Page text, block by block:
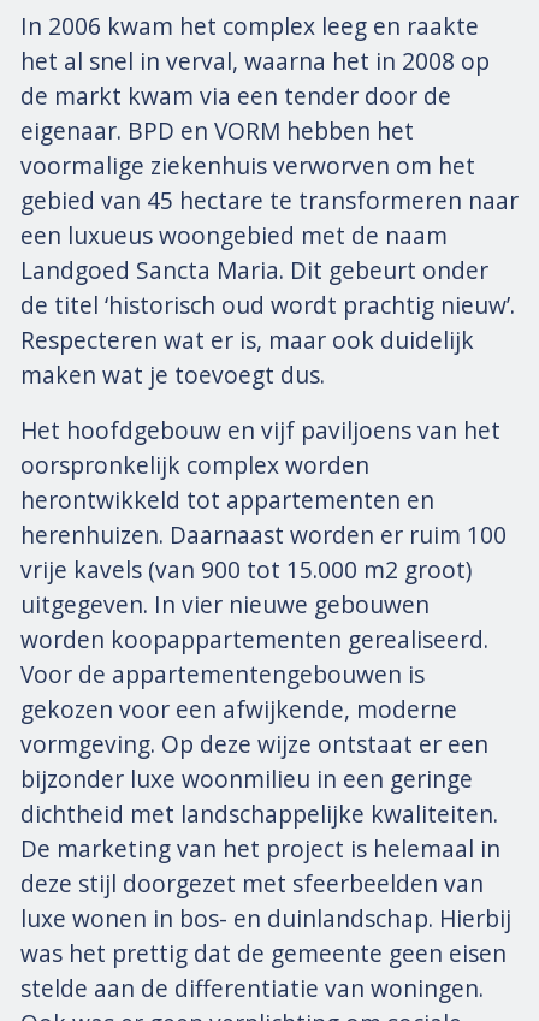
In 2006 kwam het complex leeg en raakte
het al snel in verval, waarna het in 2008 op
de markt kwam via een tender door de
eigenaar. BPD en VORM hebben het
voormalige ziekenhuis verworven om het
gebied van 45 hectare te transformeren naar
een luxueus woongebied met de naam
Landgoed Sancta Maria. Dit gebeurt onder
de titel ‘historisch oud wordt prachtig nieuw’.
Respecteren wat er is, maar ook duidelijk
maken wat je toevoegt dus.
Het hoofdgebouw en vijf paviljoens van het
oorspronkelijk complex worden
herontwikkeld tot appartementen en
herenhuizen. Daarnaast worden er ruim 100
vrije kavels (van 900 tot 15.000 m2 groot)
uitgegeven. In vier nieuwe gebouwen
worden koopappartementen gerealiseerd.
Voor de appartementengebouwen is
gekozen voor een afwijkende, moderne
vormgeving. Op deze wijze ontstaat er een
bijzonder luxe woonmilieu in een geringe
dichtheid met landschappelijke kwaliteiten.
De marketing van het project is helemaal in
deze stijl doorgezet met sfeerbeelden van
luxe wonen in bos- en duinlandschap. Hierbij
was het prettig dat de gemeente geen eisen
stelde aan de differentiatie van woningen.